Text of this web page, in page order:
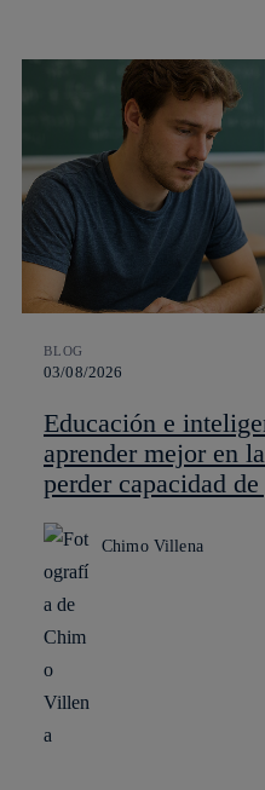
BLOG
03/08/2026
Educación e
aprender mejor en
perder capacidad
Chimo Villena